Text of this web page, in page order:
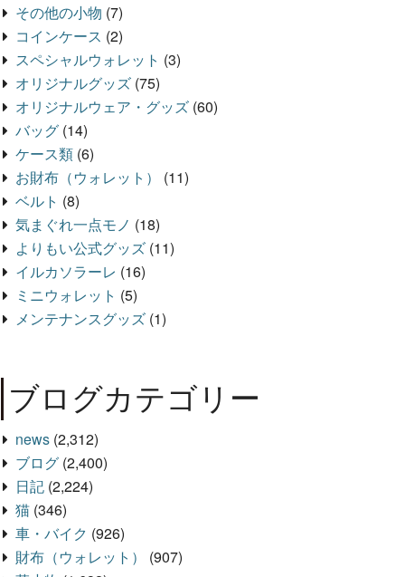
その他の小物 (7)
コインケース (2)
スペシャルウォレット (3)
オリジナルグッズ (75)
オリジナルウェア・グッズ (60)
バッグ (14)
ケース類 (6)
お財布（ウォレット）
(11)
ベルト (8)
気まぐれ一点モノ (18)
よりもい公式グッズ (11)
イルカソラーレ (16)
ミニウォレット (5)
メンテナンスグッズ (1)
ブログカテゴリー
news (2,312)
ブログ (2,400)
日記 (2,224)
猫 (346)
車・バイク (926)
財布（ウォレット）
(907)